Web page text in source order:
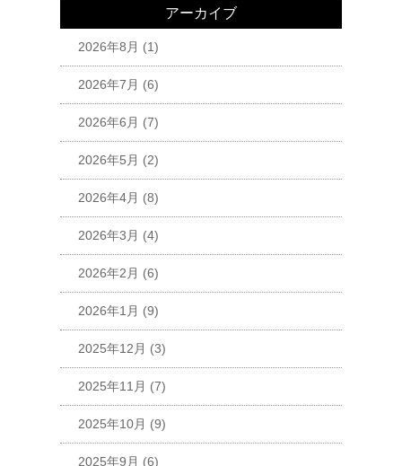
アーカイブ
2026年8月 (1)
2026年7月 (6)
2026年6月 (7)
2026年5月 (2)
2026年4月 (8)
2026年3月 (4)
2026年2月 (6)
2026年1月 (9)
2025年12月 (3)
2025年11月 (7)
2025年10月 (9)
2025年9月 (6)